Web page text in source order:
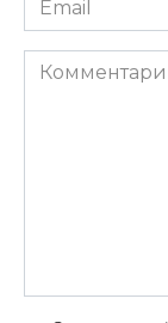
*
Комментарий